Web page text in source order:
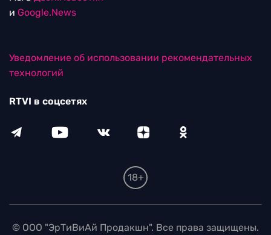
и Google.News
Уведомление об использовании рекомендательных
технологий
RTVI в соцсетях
18+
© ООО "ЭрТиВиАй Продакшн". Все права защищены.